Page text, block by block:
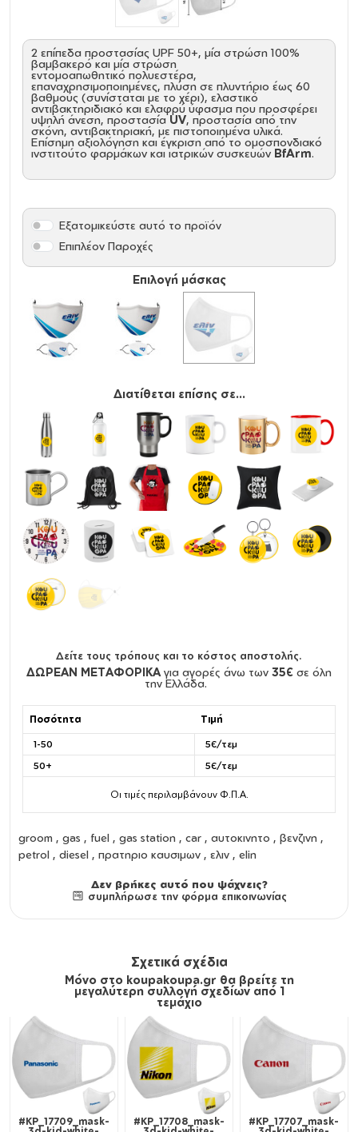
2 επίπεδα προστασίας UPF 50+, μία στρώση 100%
βαμβακερό και μία στρώση
εντομοαπωθητικό πολυεστέρα,
επαναχρησιμοποιημένες, πλύση σε πλυντήριο έως 60
βαθμούς (συνίσταται με το χέρι), ελαστικό
αντιβακτηριδιακό και ελαφρύ ύφασμα που προσφέρει
υψηλή άνεση, προστασίαUV, προστασία από την
σκόνη, αντιβακτηριακή, με πιστοποιημένα υλικά.
Επίσημη αξιολόγηση και έγκριση από το ομοσπονδιακό
ινστιτούτο φαρμάκων και ιατρικών συσκευών BfArm.
Επιλογή μάσκας
Εξατομικεύστε αυτό το προϊόν
Επιπλέον Παροχές
Διατίθεται επίσης σε...
Δείτε τους τρόπους και το κόστος αποστολής.
ΔΩΡΕΑΝ ΜΕΤΑΦΟΡΙΚΑ για αγορές άνω των 35€ σε όλη
την Ελλάδα.
Ποσότητα Τιμή
1-50
5€/τεμ
50+
5€/τεμ
Οι τιμές περιλαμβάνουν Φ.Π.Α.
groom , gas , fuel , gas station , car , αυτοκινητο , βενζινη ,
petrol , diesel , πρατηριο καυσιμων , ελιν , elin
Δεν βρήκες αυτό που ψάχνεις?
συμπλήρωσε την φόρμα επικοινωνίας
Σχετικά σχέδια
Μόνο στο koupakoupa.gr θα βρείτε τη
μεγαλύτερη συλλογή σχεδίων από 1
τεμάχιο
#KP_17709_mask-
#KP_17708_mask-
#KP_17707_mask-